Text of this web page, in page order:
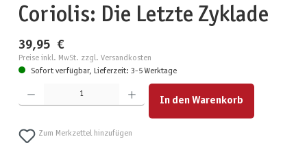
Coriolis: Die Letzte Zyklade
39,95 €
Preise inkl. MwSt. zzgl. Versandkosten
Sofort verfügbar, Lieferzeit: 3-5 Werktage
Produkt Anzahl: Gib den gewünschten Wert ein oder benutze die Schaltflächen um die Anzahl zu
In den Warenkorb
Zum Merkzettel hinzufügen